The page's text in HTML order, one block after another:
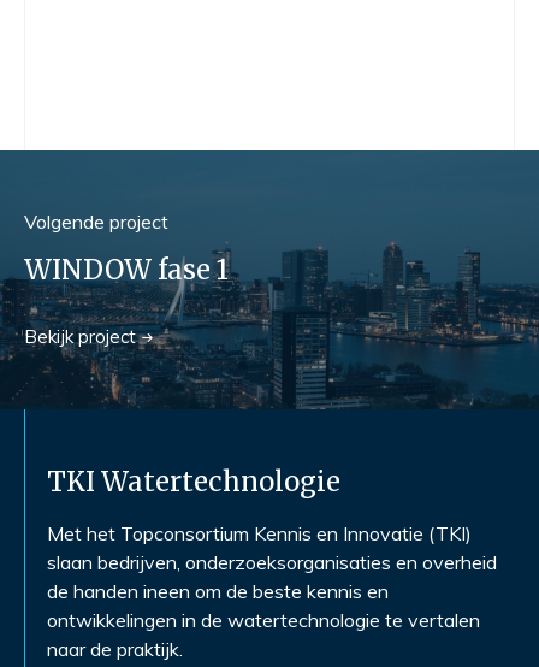
Volgende project
WINDOW fase 1
Bekijk project
TKI Watertechnologie
Met het Topconsortium Kennis en Innovatie (TKI)
slaan bedrijven, onderzoeksorganisaties en overheid
de handen ineen om de beste kennis en
ontwikkelingen in de watertechnologie te vertalen
naar de praktijk.